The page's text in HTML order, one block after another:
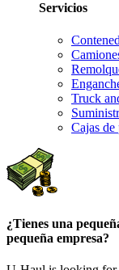
Servicios
Truck
Cajas de
¿Tienes una
pequeña empresa?